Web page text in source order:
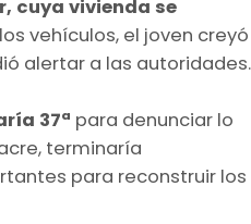
cuya vivienda se
vehículos, el joven creyó
alertar a las autoridades.
37ª para denunciar lo
terminaría
para reconstruir los